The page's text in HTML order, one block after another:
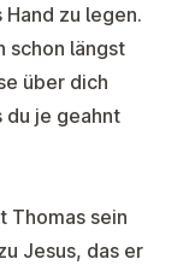
zu legen.
schon längst
über dich
du je geahnt
Thomas sein
Jesus, das er